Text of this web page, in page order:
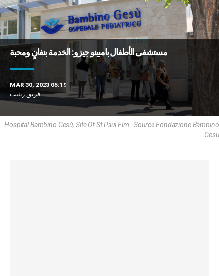
مستشفى الأطفال بامبينو جيزو: الخدمة بتفانٍ ومحبة
MAR 30, 2023 05:19
فريق زينيت
Hospital Bambino Gesù, Site Of St Paul Flm - Source Fondazione Bambino
Gesù